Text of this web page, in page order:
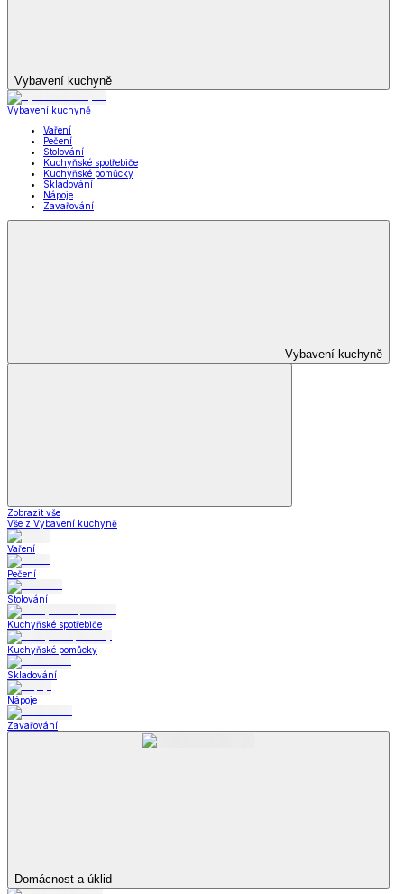
Vybavení kuchyně
Vybavení kuchyně
Vaření
Pečení
Stolování
Kuchyňské spotřebiče
Kuchyňské pomůcky
Skladování
Nápoje
Zavařování
Vybavení kuchyně
Zobrazit vše
Vše z Vybavení kuchyně
Vaření
Pečení
Stolování
Kuchyňské spotřebiče
Kuchyňské pomůcky
Skladování
Nápoje
Zavařování
Domácnost a úklid